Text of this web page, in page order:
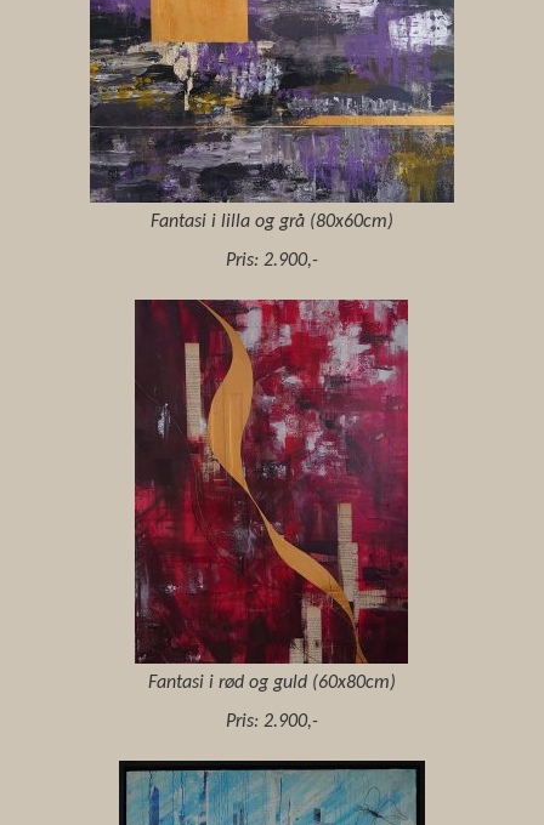
Fantasi i lilla og grå (80x60cm)
Pris: 2.900,-
Fantasi i rød og guld (60x80cm)
Pris: 2.900,-